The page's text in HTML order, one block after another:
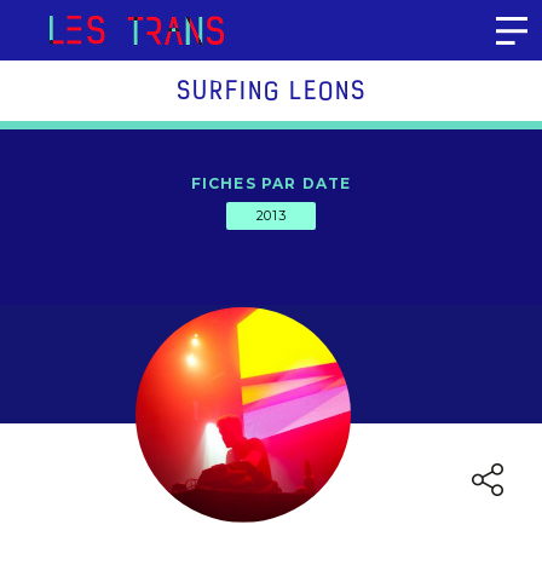
Aller au contenu
SURFING LEONS
FICHES PAR DATE
2013